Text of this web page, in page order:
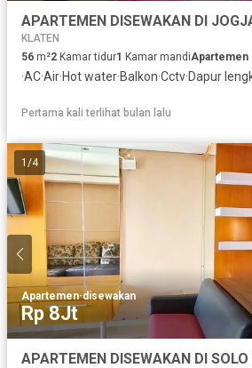
KLATEN
56 m²2 Kamar tidur1 Kamar mandiApartemen
·AC·Air·Hot water·Balkon·Cctv·Dapur
Pertama kali terlihat bulan lalu
1 /4
Apartemen·disewakan
Rp 8Jt